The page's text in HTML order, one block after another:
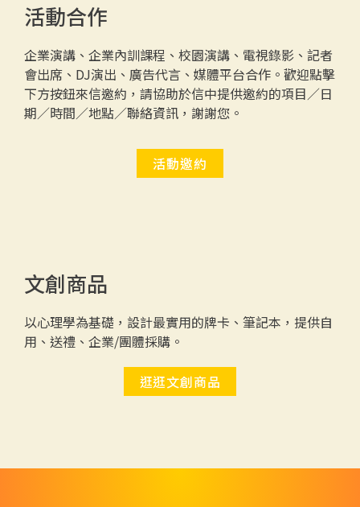
活動合作
企業演講、企業內訓課程、校園演講、電視錄影、記者
會出席、DJ演出、廣告代言、媒體平台合作。歡迎點擊
下方按鈕來信邀約，請協助於信中提供邀約的項目／日
期／時間／地點／聯絡資訊，謝謝您。
活動邀約
文創商品
以心理學為基礎，設計最實用的牌卡、筆記本，提供自
用、送禮、企業/團體採購。
逛逛文創商品